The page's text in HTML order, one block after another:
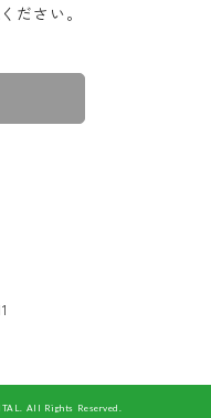
ださい。
All Rights Reserved.